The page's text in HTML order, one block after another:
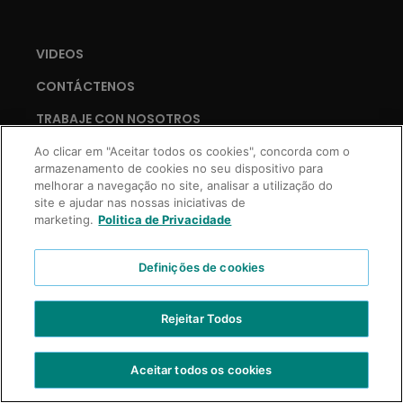
VIDEOS
CONTÁCTENOS
TRABAJE CON NOSOTROS
Copyright © 2021 Truss Professional | Todos los derechos reservados.
Desarrollo Prospecta Digital
Ao clicar em "Aceitar todos os cookies", concorda com o
armazenamento de cookies no seu dispositivo para
melhorar a navegação no site, analisar a utilização do
site e ajudar nas nossas iniciativas de
marketing. Politica de Privacidade
Definições de cookies
Rejeitar Todos
Aceitar todos os cookies